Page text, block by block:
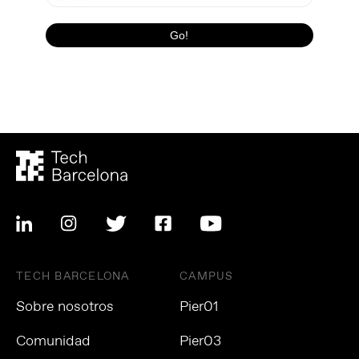
TECH BARCELONA
Sobre nosotros
Comunidad
CAMPUS
Pier01
Pier03